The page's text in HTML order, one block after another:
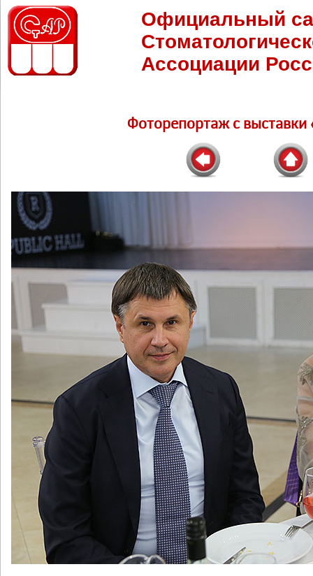
Официальный
Ассоциации
Фоторепортаж c выставки